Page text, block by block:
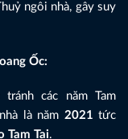
ngôi nhà, gây suy
Ốc:
tránh các năm Tam
là năm 2021 tức
Tam Tai.